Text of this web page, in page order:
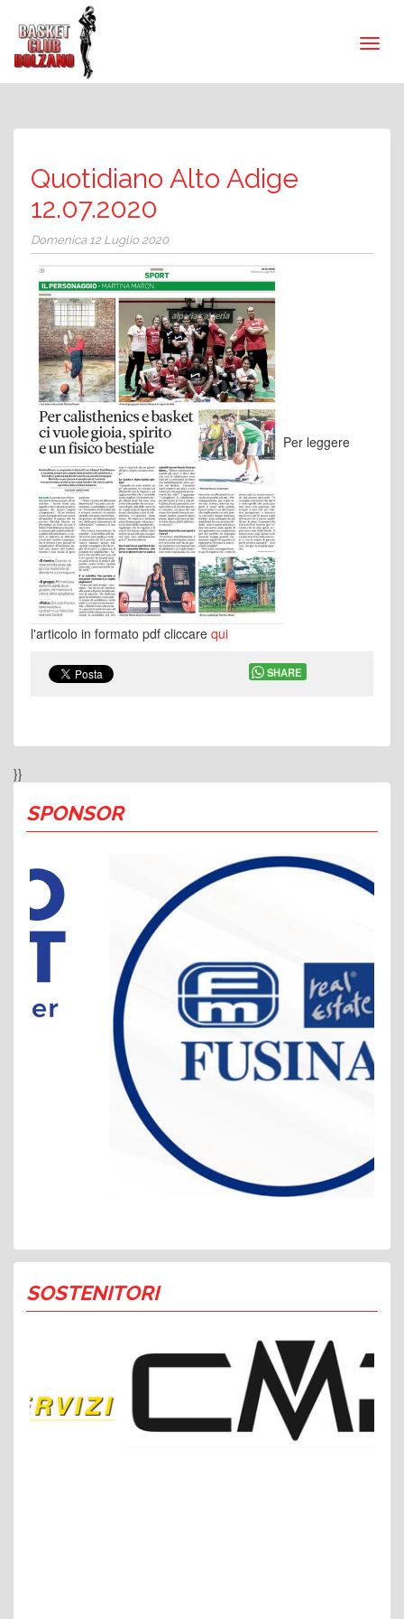
}}
SPONSOR
SOSTENITORI
Quotidiano Alto Adige
12.07.2020
Domenica 12 Luglio 2020
Per leggere
l'articolo in formato pdf cliccare qui
SHARE